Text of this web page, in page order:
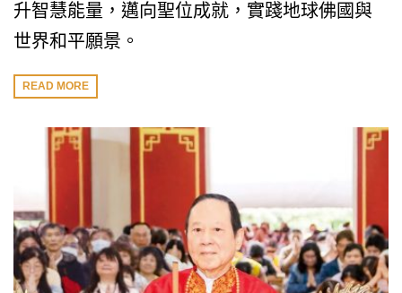
升智慧能量，邁向聖位成就，實踐地球佛國與
世界和平願景。
READ MORE